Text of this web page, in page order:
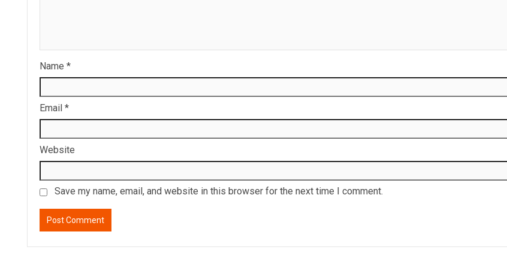
Name *
Email *
Website
Save my name, email, and website in this browser for the next time I comment.